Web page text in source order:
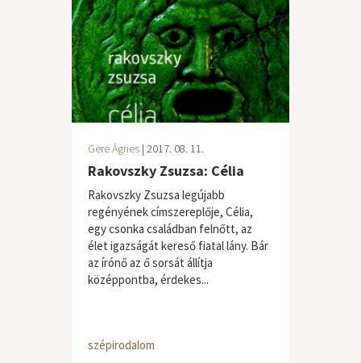
Gere Ágnes | 2017. 08. 11.
Rakovszky Zsuzsa: Célia
Rakovszky Zsuzsa legújabb
regényének címszereplője, Célia,
egy csonka családban felnőtt, az
élet igazságát kereső fiatal lány. Bár
az írónő az ő sorsát állítja
középpontba, érdekes...
szépirodalom